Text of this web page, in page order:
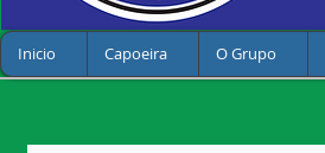
Inicio Capoeira O Grupo